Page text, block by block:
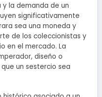
y la demanda de un
significativamente
sea una moneda y
de los coleccionistas y
en el mercado. La
diseño o
un sestercio sea